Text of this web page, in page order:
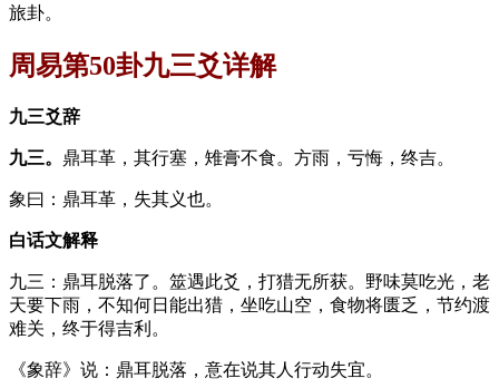
旅卦。
周易第50卦九三爻详解
九三爻辞
九三。 鼎耳革，其行塞，雉膏不食。方雨，亏悔，终吉。
象曰：鼎耳革，失其义也。
白话文解释
九三：鼎耳脱落了。筮遇此爻，打猎无所获。野味莫吃光，老
天要下雨，不知何日能出猎，坐吃山空，食物将匮乏，节约渡
难关，终于得吉利。
《象辞》说：鼎耳脱落，意在说其人行动失宜。